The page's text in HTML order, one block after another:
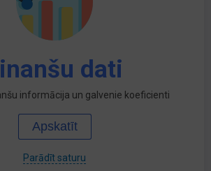
dati
informācija un galvenie koeficienti
Apskatīt
Parādīt saturu